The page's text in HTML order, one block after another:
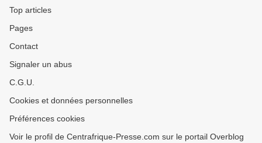
Top articles
Pages
Contact
Signaler un abus
C.G.U.
Cookies et données personnelles
Préférences cookies
Voir le profil de Centrafrique-Presse.com sur le portail Overblog